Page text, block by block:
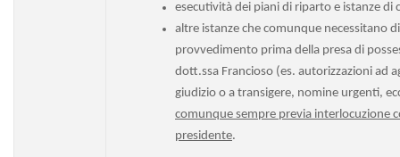
esecutività dei piani di riparto e istanze di
altre istanze che comunque necessitano
provvedimento prima della presa di
dott.ssa Francioso (es. autorizzazioni ad
giudizio o a transigere, nomine urgenti,
comunque sempre previa interlocuzione
presidente.